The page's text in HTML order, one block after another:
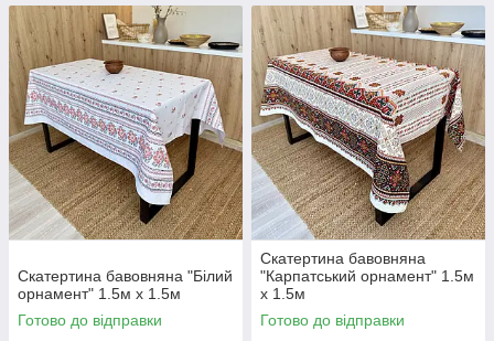
Скатертина бавовняна "Білий
орнамент" 1.5м х 1.5м
Готово до відправки
Скатертина бавовняна
"Карпатський орнамент" 1.5м
х 1.5м
Готово до відправки